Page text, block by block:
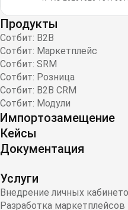
Продукты
Сотбит: B2B
Сотбит: Маркетплейс
Сотбит: SRM
Сотбит: Розница
Сотбит: B2B CRM
Сотбит: Модули
Импортозамещение
Кейсы
Документация
Услуги
Внедрение личных
Разработка маркетплейсов